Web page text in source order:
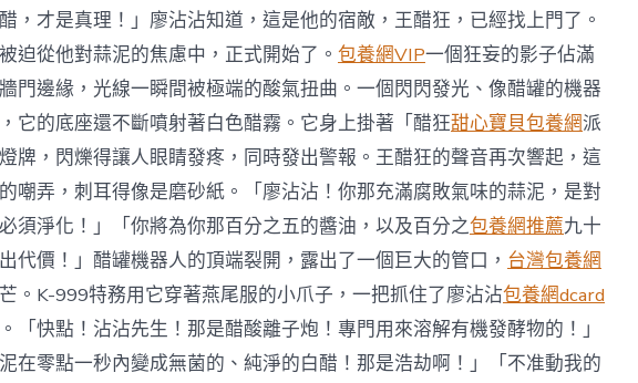
，才是真理！」廖沾沾知道，這是他的宿敵，王醋狂，已經找上門了。
迫從他對蒜泥的焦慮中，正式開始了。 包養網VIP一個狂妄的影子佔滿
門邊緣，光線一瞬間被極端的酸氣扭曲。一個閃閃發光、像醋罐的機器
它的底座還不斷噴射著白色醋霧。它身上掛著「醋狂甜心寶貝包養網派
牌，閃爍得讓人眼睛發疼，同時發出警報。王醋狂的聲音再次響起，這
嘲弄，刺耳得像是磨砂紙。「廖沾沾！你那充滿腐敗氣味的蒜泥，是對
須淨化！」「你將為你那百分之五的醬油，以及百分之包養網推薦九十
代價！」醋罐機器人的頂端裂開，露出了一個巨大的管口， 台灣包養網
。K-999特務用它穿著燕尾服的小爪子，一把抓住了廖沾沾包養網dcard
「快點！沾沾先生！那是醋酸離子炮！專門用來溶解有機發酵物的！」
泥在零點一秒內變成無菌的、純淨的白醋！那是浩劫啊！」「不准動我的